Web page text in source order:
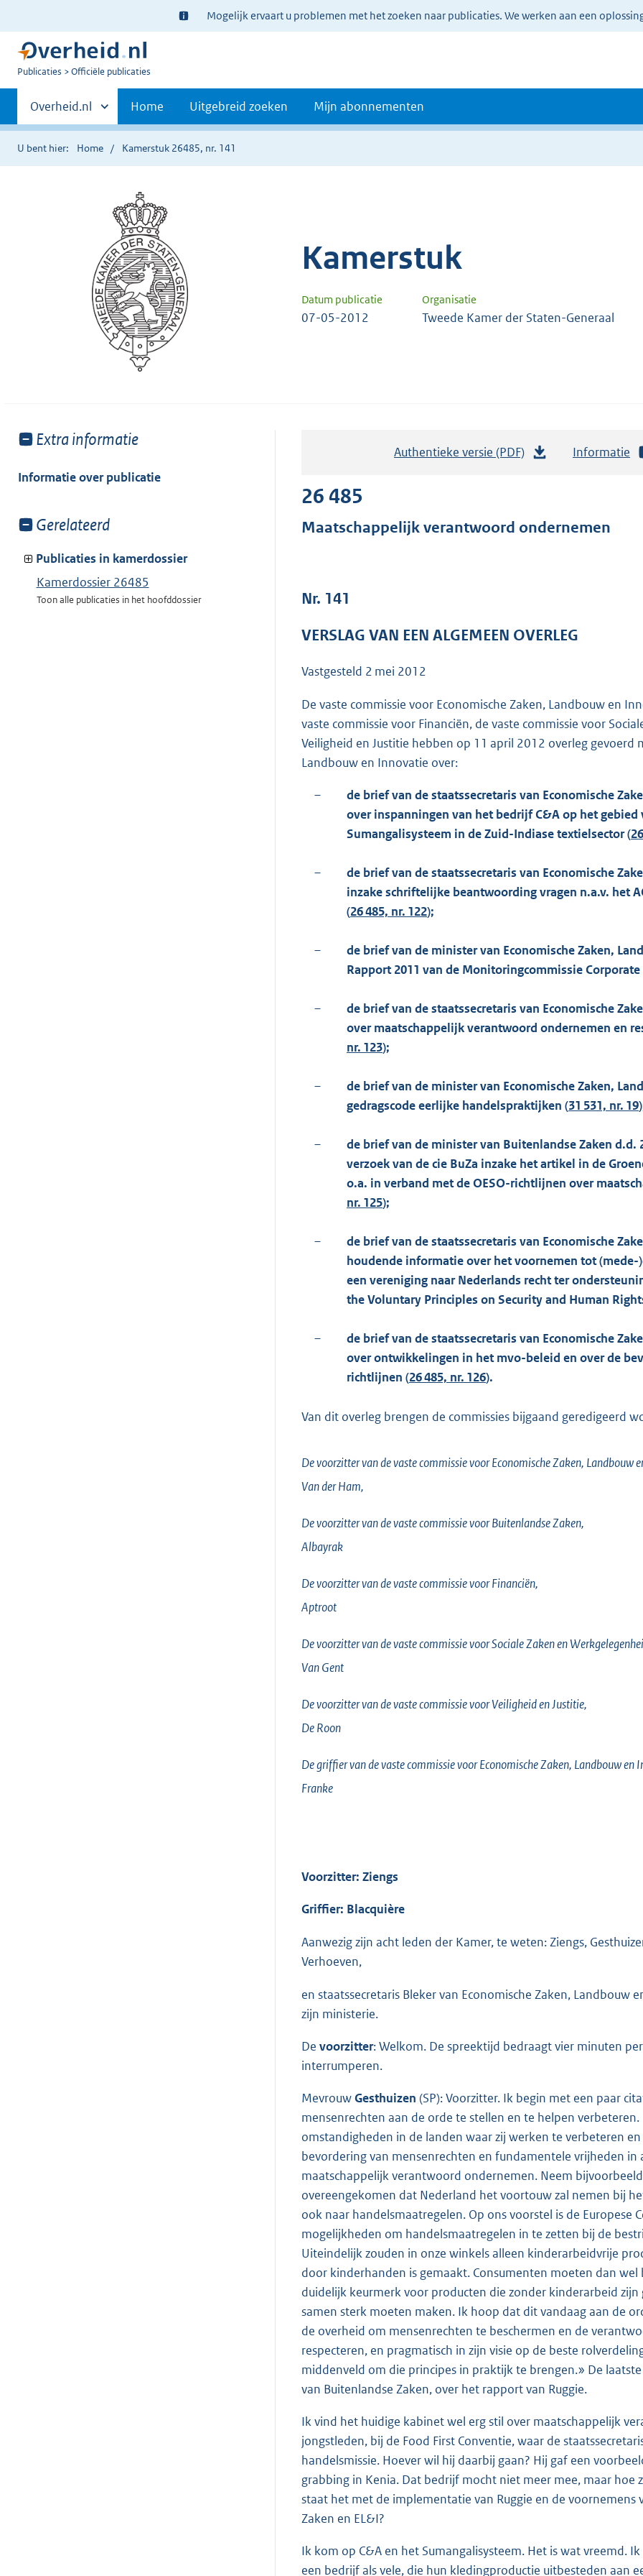
Ter
informatie:
Mogelijk ervaart u problemen met het zoeken naar publicaties. We werken aan een
U
Publicaties Officiële publicaties
Primaire
navigatie
Andere
sites
binnen
Overheid.nl Home Uitgebreid zoeken Mijn abonnementen
U bent hier: Home Kamerstuk 26485, nr. 141
Kamerstuk
Datum publicatie Organisatie
07-05-2012 Tweede Kamer der Staten-Generaal
Toon
van:
Extra informatie
Informatie over publicatie
Toon
van:
Gerelateerd
Publicaties in kamerdossier
Kamerdossier 26485
Toon alle publicaties in het hoofddossier
Authentieke versie (PDF)
a
r
t
e
:
3
K
b
Informatie
26 485
Maatschappelijk verantwoord ondernemen
Nr. 141
VERSLAG VAN EEN ALGEMEEN OVERLEG
Vastgesteld 2 mei 2012
De vaste commissie voor Economische Zaken, Landbouw en
vaste commissie voor Financiën, de vaste commissie voor
Veiligheid en Justitie hebben op 11 april 2012 overleg gevoerd
Landbouw en Innovatie over:
–
de brief van de staatssecretaris van Economische
over inspanningen van het bedrijf C&A op het
Sumangalisysteem in de Zuid-Indiase textielsector (
–
de brief van de staatssecretaris van Economische
inzake schriftelijke beantwoording vragen n.a.v. het
(26 485, nr. 122);
–
de brief van de minister van Economische Zaken,
Rapport 2011 van de Monitoringcommissie Corporate
–
de brief van de staatssecretaris van Economische
over maatschappelijk verantwoord ondernemen en
nr. 123);
–
de brief van de minister van Economische Zaken,
gedragscode eerlijke handelspraktijken (31 531, nr. 19
–
de brief van de minister van Buitenlandse Zaken d.d.
verzoek van de cie BuZa inzake het artikel in de
o.a. in verband met de OESO-richtlijnen over
nr. 125);
–
de brief van de staatssecretaris van Economische
houdende informatie over het voornemen tot
een vereniging naar Nederlands recht ter
the Voluntary Principles on Security and Human
–
de brief van de staatssecretaris van Economische
over ontwikkelingen in het mvo-beleid en over de
richtlijnen (26 485, nr. 126).
Van dit overleg brengen de commissies bijgaand geredigeerd
De voorzitter van de vaste commissie voor Economische Zaken, Landbouw
Van der Ham,
De voorzitter van de vaste commissie voor Buitenlandse Zaken,
Albayrak
De voorzitter van de vaste commissie voor Financiën,
Aptroot
De voorzitter van de vaste commissie voor Sociale Zaken en
Van Gent
De voorzitter van de vaste commissie voor Veiligheid en Justitie,
De Roon
De griffier van de vaste commissie voor Economische Zaken, Landbouw en
Franke
Voorzitter: Ziengs
Griffier: Blacquière
Aanwezig zijn acht leden der Kamer, te weten: Ziengs,
Verhoeven,
en staatssecretaris Bleker van Economische Zaken,
zijn ministerie.
De voorzitter: Welkom. De spreektijd bedraagt vier minuten
interrumperen.
MevrouwGesthuizen (SP): Voorzitter. Ik begin met een paar
mensenrechten aan de orde te stellen en te helpen
omstandigheden in de landen waar zij werken te verbeteren
bevordering van mensenrechten en fundamentele vrijheden
maatschappelijk verantwoord ondernemen. Neem
overeengekomen dat Nederland het voortouw zal nemen bij
ook naar handelsmaatregelen. Op ons voorstel is de Europese
mogelijkheden om handelsmaatregelen in te zetten bij de
Uiteindelijk zouden in onze winkels alleen kinderarbeidvrije
door kinderhanden is gemaakt. Consumenten moeten dan
duidelijk keurmerk voor producten die zonder kinderarbeid
samen sterk moeten maken. Ik hoop dat dit vandaag aan de
de overheid om mensenrechten te beschermen en de
respecteren, en pragmatisch in zijn visie op de beste
middenveld om die principes in praktijk te brengen.» De
van Buitenlandse Zaken, over het rapport van Ruggie.
Ik vind het huidige kabinet wel erg stil over maatschappelijk
jongstleden, bij de Food First Conventie, waar de
handelsmissie. Hoever wil hij daarbij gaan? Hij gaf een
grabbing in Kenia. Dat bedrijf mocht niet meer mee, maar
staat het met de implementatie van Ruggie en de
Zaken en EL&I?
Ik kom op C&A en het Sumangalisysteem. Het is wat vreemd.
een bedrijf als vele, die hun kledingproductie uitbesteden aan